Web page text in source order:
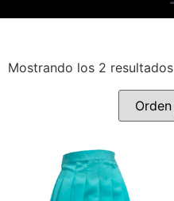
Mostrando los 2 resultados